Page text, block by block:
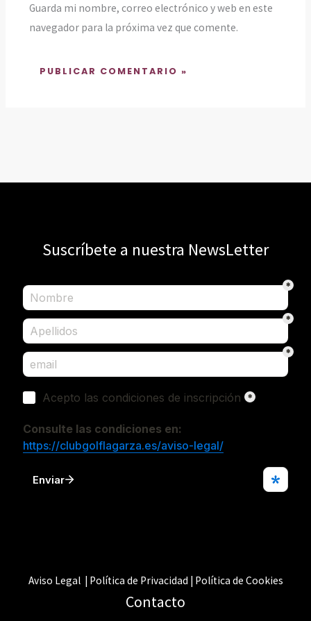
Guarda mi nombre, correo electrónico y web en este
navegador para la próxima vez que comente.
Suscríbete a nuestra NewsLetter
Aviso Legal | Política de Privacidad | Política de Cookies
Contacto